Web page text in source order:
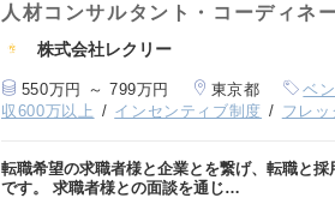
人材コンサルタント・コーディネ
株式会社レクリー
550万円 ～ 799万円 東京都 ベ
収600万以上
インセンティブ制度 フレッ
転職希望の求職者様と企業とを繋げ、転職と
です。 求職者様との面談を通じ…